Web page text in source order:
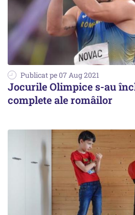
Publicat pe 07 Aug 2021
Jocurile Olimpice s-au
complete ale româilor